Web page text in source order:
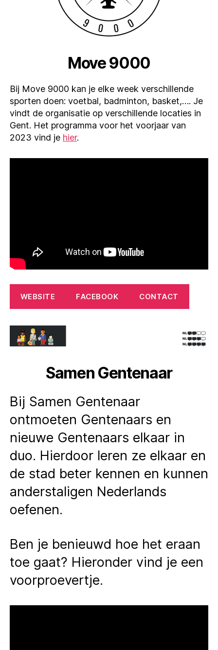
Move 9000
Bij Move 9000 kan je elke week verschillende
sporten doen: voetbal, badminton, basket,…. Je
vindt de organisatie op verschillende locaties in
Gent. Het programma voor het voorjaar van
2023 vind je hier.
WEBSITE FACEBOOK CONTACT
Samen Gentenaar
Bij Samen Gentenaar
ontmoeten Gentenaars en
nieuwe Gentenaars elkaar in
duo. Hierdoor leren ze elkaar en
de stad beter kennen en kunnen
anderstaligen Nederlands
oefenen.
Ben je benieuwd hoe het eraan
toe gaat? Hieronder vind je een
voorproevertje.